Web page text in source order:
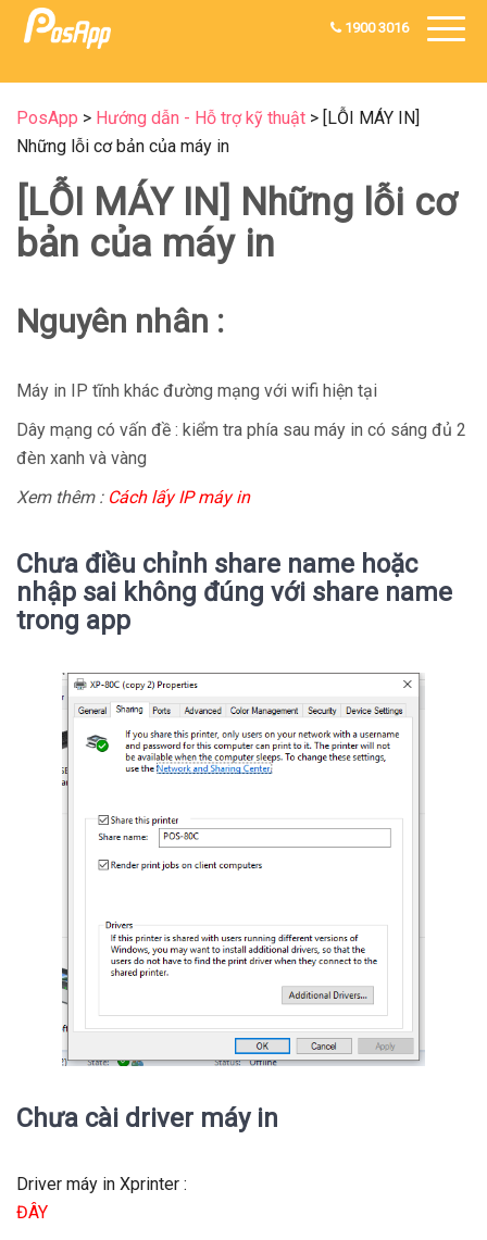
1900 3016
PosApp > Hướng dẫn - Hỗ trợ kỹ thuật > [LỖI MÁY IN]
Những lỗi cơ bản của máy in
[LỖI MÁY IN] Những lỗi cơ
bản của máy in
Nguyên nhân :
Máy in IP tĩnh khác đường mạng với wifi hiện tại
Dây mạng có vấn đề : kiểm tra phía sau máy in có sáng đủ 2
đèn xanh và vàng
Xem thêm : Cách lấy IP máy in
Chưa điều chỉnh share name hoặc
nhập sai không đúng với share name
trong app
Chưa cài driver máy in
Driver máy in Xprinter :
ĐÂY